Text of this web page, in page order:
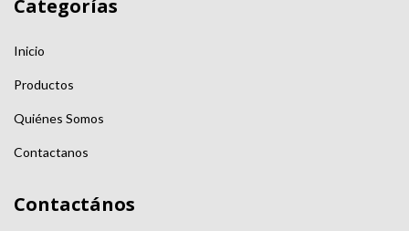
Categorías
Inicio
Productos
Quiénes Somos
Contactanos
Contactános